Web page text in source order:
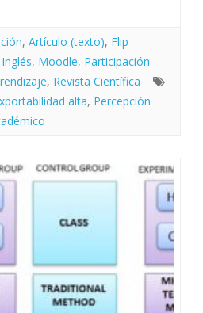
, Artículo (texto), Flip
Inglés, Moodle, Participación
, Revista Científica
alta, Percepción